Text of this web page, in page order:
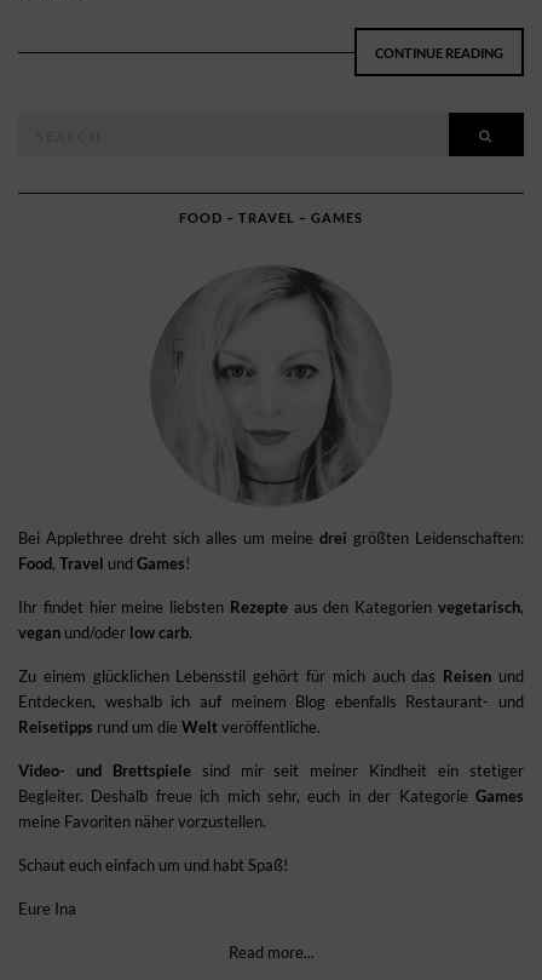
CONTINUE READING
FOOD – TRAVEL – GAMES
Bei Applethree dreht sich alles um meine drei größten Leidenschaften:
Food, Travel und Games!
Ihr findet hier meine liebsten Rezepteaus den Kategorienvegetarisch,
vegan und/oder low carb.
Zu einem glücklichen Lebensstil gehört für mich auch das Reisen und
Entdecken, weshalb ich auf meinem Blog ebenfalls Restaurant- und
Reisetipps rund um die Weltveröffentliche.
Video- und Brettspielesind mir seit meiner Kindheit ein stetiger
Begleiter. Deshalb freue ich mich sehr, euch in der Kategorie Games
meine Favoriten näher vorzustellen.
Schaut euch einfach um und habt Spaß!
Eure Ina
Read more...